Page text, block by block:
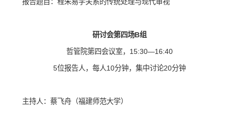
研讨会第四场B组
哲管院第四会议室，15:30—16:40
5位报告人，每人10分钟，集中讨论20分钟
主持人：蔡飞舟（福建师范大学）